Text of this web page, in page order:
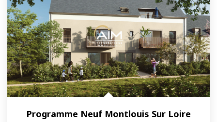
Programme Neuf Montlouis Sur Loire